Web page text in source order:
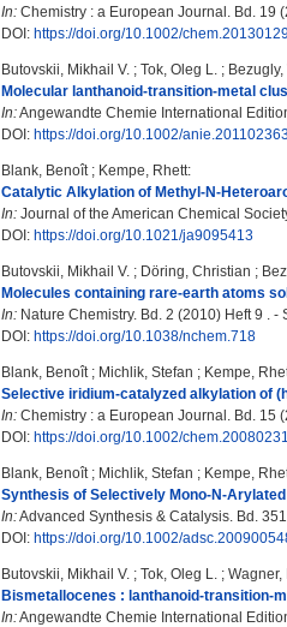
In: Chemistry : a European Journal. Bd. 19
DOI: https://doi.org/10.1002/
Butovskii, Mikhail V. ; Tok, Oleg L. ;
Molecular lanthanoid-transition-metal
In:Angewandte Chemie International
DOI: https://doi.org/10.1002/
Blank, Benoît; Kempe, Rhett:
Catalytic Alkylation of Methyl-N-
In: Journal of the American Chemical
DOI: https://doi.org/10.1021/ja9095413
Butovskii, Mikhail V. ; Döring, Christian ;
Molecules containing rare-earth atoms
In: Nature Chemistry. Bd. 2 (2010) Heft 9 . -
DOI: https://doi.org/10.1038/nchem.718
Blank, Benoît; Michlik, Stefan ; Kempe,
Selective iridium-catalyzed alkylation of
In: Chemistry : a European Journal. Bd. 15
DOI: https://doi.org/10.1002/
Blank, Benoît; Michlik, Stefan ; Kempe,
Synthesis of Selectively Mono-N-
In:Advanced Synthesis & Catalysis. Bd.
DOI: https://doi.org/10.1002/
Butovskii, Mikhail V. ; Tok, Oleg L. ; Wagner,
Bismetallocenes : lanthanoid-transition-
In:Angewandte Chemie International